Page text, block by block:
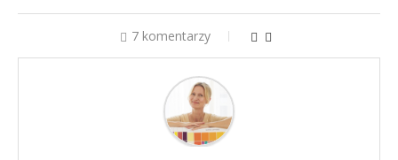
7 komentarzy